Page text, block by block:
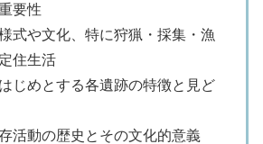
要性
式や文化、特に狩猟・採集・漁
住生活
じめとする各遺跡の特徴と見ど
活動の歴史とその文化的意義